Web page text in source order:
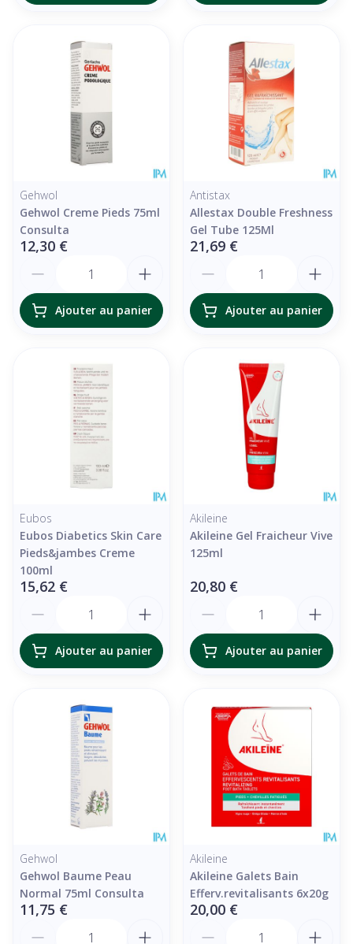
Gehwol
Gehwol Creme Pieds 75ml
Consulta
12,30 €
Ajouter au panier
Antistax
Allestax Double Freshness
Gel Tube 125Ml
21,69 €
Ajouter au panier
Eubos
Eubos Diabetics Skin Care
Pieds&jambes Creme
100ml
15,62 €
Ajouter au panier
Akileine
Akileine Gel Fraicheur Vive
125ml
20,80 €
Ajouter au panier
Gehwol
Gehwol Baume Peau
Normal 75ml Consulta
11,75 €
Akileine
Akileine Galets Bain
Efferv.revitalisants 6x20g
20,00 €